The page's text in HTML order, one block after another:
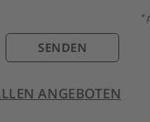
*
SENDEN
ANGEBOTEN